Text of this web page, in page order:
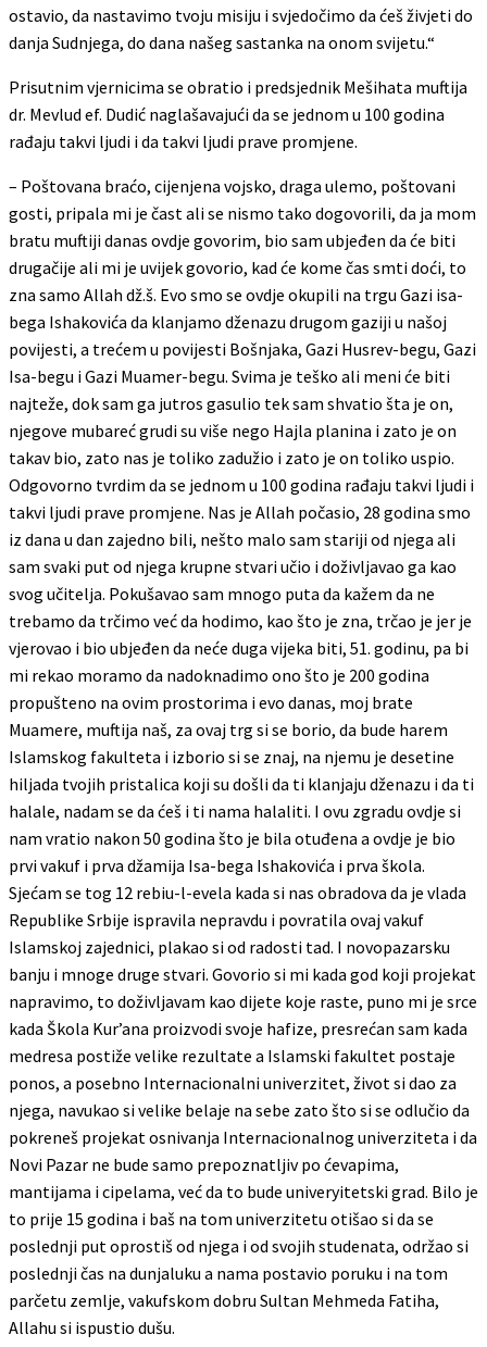
ostavio, da nastavimo tvoju misiju i svjedočimo da ćeš živjeti do
danja Sudnjega, do dana našeg sastanka na onom svijetu.“
Prisutnim vjernicima se obratio i predsjednik Mešihata muftija
dr. Mevlud ef. Dudić naglašavajući da se jednom u 100 godina
rađaju takvi ljudi i da takvi ljudi prave promjene.
– Poštovana braćo, cijenjena vojsko, draga ulemo, poštovani
gosti, pripala mi je čast ali se nismo tako dogovorili, da ja mom
bratu muftiji danas ovdje govorim, bio sam ubjeđen da će biti
drugačije ali mi je uvijek govorio, kad će kome čas smti doći, to
zna samo Allah dž.š. Evo smo se ovdje okupili na trgu Gazi isa-
bega Ishakovića da klanjamo dženazu drugom gaziji u našoj
povijesti, a trećem u povijesti Bošnjaka, Gazi Husrev-begu, Gazi
Isa-begu i Gazi Muamer-begu. Svima je teško ali meni će biti
najteže, dok sam ga jutros gasulio tek sam shvatio šta je on,
njegove mubareć grudi su više nego Hajla planina i zato je on
takav bio, zato nas je toliko zadužio i zato je on toliko uspio.
Odgovorno tvrdim da se jednom u 100 godina rađaju takvi ljudi i
takvi ljudi prave promjene. Nas je Allah počasio, 28 godina smo
iz dana u dan zajedno bili, nešto malo sam stariji od njega ali
sam svaki put od njega krupne stvari učio i doživljavao ga kao
svog učitelja. Pokušavao sam mnogo puta da kažem da ne
trebamo da trčimo već da hodimo, kao što je zna, trčao je jer je
vjerovao i bio ubjeđen da neće duga vijeka biti, 51. godinu, pa bi
mi rekao moramo da nadoknadimo ono što je 200 godina
propušteno na ovim prostorima i evo danas, moj brate
Muamere, muftija naš, za ovaj trg si se borio, da bude harem
Islamskog fakulteta i izborio si se znaj, na njemu je desetine
hiljada tvojih pristalica koji su došli da ti klanjaju dženazu i da ti
halale, nadam se da ćeš i ti nama halaliti. I ovu zgradu ovdje si
nam vratio nakon 50 godina što je bila otuđena a ovdje je bio
prvi vakuf i prva džamija Isa-bega Ishakovića i prva škola.
Sjećam se tog 12 rebiu-l-evela kada si nas obradova da je vlada
Republike Srbije ispravila nepravdu i povratila ovaj vakuf
Islamskoj zajednici, plakao si od radosti tad. I novopazarsku
banju i mnoge druge stvari. Govorio si mi kada god koji projekat
napravimo, to doživljavam kao dijete koje raste, puno mi je srce
kada Škola Kur’ana proizvodi svoje hafize, presrećan sam kada
medresa postiže velike rezultate a Islamski fakultet postaje
ponos, a posebno Internacionalni univerzitet, život si dao za
njega, navukao si velike belaje na sebe zato što si se odlučio da
pokreneš projekat osnivanja Internacionalnog univerziteta i da
Novi Pazar ne bude samo prepoznatljiv po ćevapima,
mantijama i cipelama, već da to bude univeryitetski grad. Bilo je
to prije 15 godina i baš na tom univerzitetu otišao si da se
poslednji put oprostiš od njega i od svojih studenata, održao si
poslednji čas na dunjaluku a nama postavio poruku i na tom
parčetu zemlje, vakufskom dobru Sultan Mehmeda Fatiha,
Allahu si ispustio dušu.